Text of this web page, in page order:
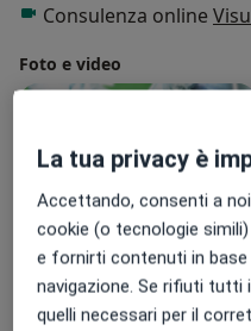
Consulenza online
Foto e video
Visualizza galleria (3)
La tua privacy è
Accettando, consenti a
cookie (o tecnologie
e fornirti contenuti in base
navigazione. Se rifiuti tutti
quelli necessari per il